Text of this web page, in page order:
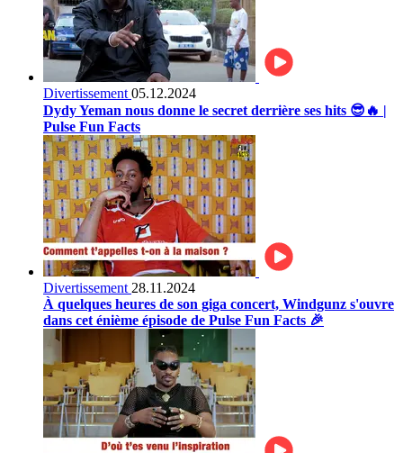
Divertissement 05.12.2024
Dydy Yeman nous donne le secret derrière ses hits 😎🔥 |
Pulse Fun Facts
Divertissement 28.11.2024
À quelques heures de son giga concert, Windgunz s'ouvre
dans cet énième épisode de Pulse Fun Facts 🎉